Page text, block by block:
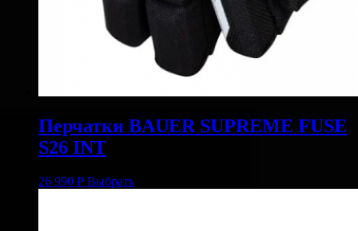
Перчатки BAUER SUPREME FUSE
S26 INT
26 990 Р Выбрать